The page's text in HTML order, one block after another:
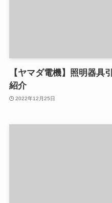
【ヤマダ電機】照明器具
紹介
2022年12月25日